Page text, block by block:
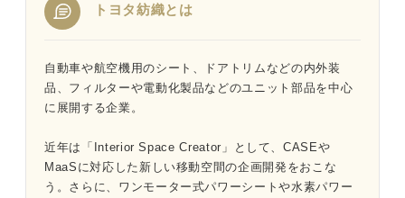
トヨタ紡織とは
自動車や航空機用のシート、ドアトリムなどの内外装
品、フィルターや電動化製品などのユニット部品を中心
に展開する企業。
近年は「Interior Space Creator」として、CASEや
MaaSに対応した新しい移動空間の企画開発をおこな
う。さらに、ワンモーター式パワーシートや水素パワー
1分でわかるトヨタ紡織
「トヨタ紡織がやばい」と言われる4つの理由｜プロが読
み解く